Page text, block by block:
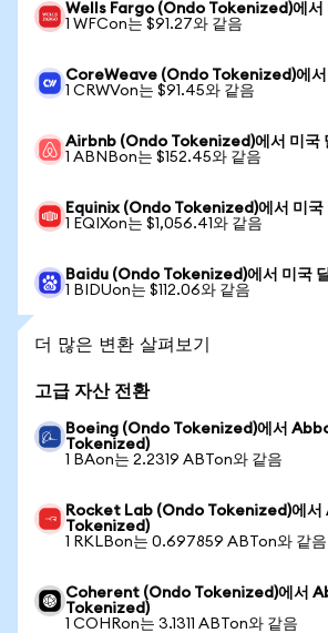
Wells Fargo (Ondo Tokenized)에서
1 WFCon는 $91.27와 같음
CoreWeave (Ondo Tokenized)에서
1 CRWVon는 $91.45와 같음
Airbnb (Ondo Tokenized)에서 미국
1 ABNBon는 $152.45와 같음
Equinix (Ondo Tokenized)에서 미국
1 EQIXon는 $1,056.41와 같음
Baidu (Ondo Tokenized)에서 미국
1 BIDUon는 $112.06와 같음
더 많은 변환 살펴보기
고급 자산 전환
Boeing (Ondo Tokenized)에서
Tokenized)
1 BAon는 2.2319 ABTon와 같음
Rocket Lab (Ondo Tokenized)에
Tokenized)
1 RKLBon는 0.697859 ABTon와 같음
Coherent (Ondo Tokenized)에서
Tokenized)
1 COHRon는 3.1311 ABTon와 같음